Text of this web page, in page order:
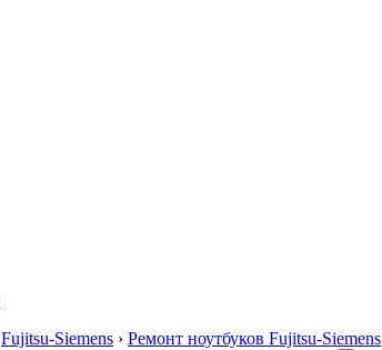
Fujitsu-Siemens › Ремонт ноутбуков Fujitsu-Siemens